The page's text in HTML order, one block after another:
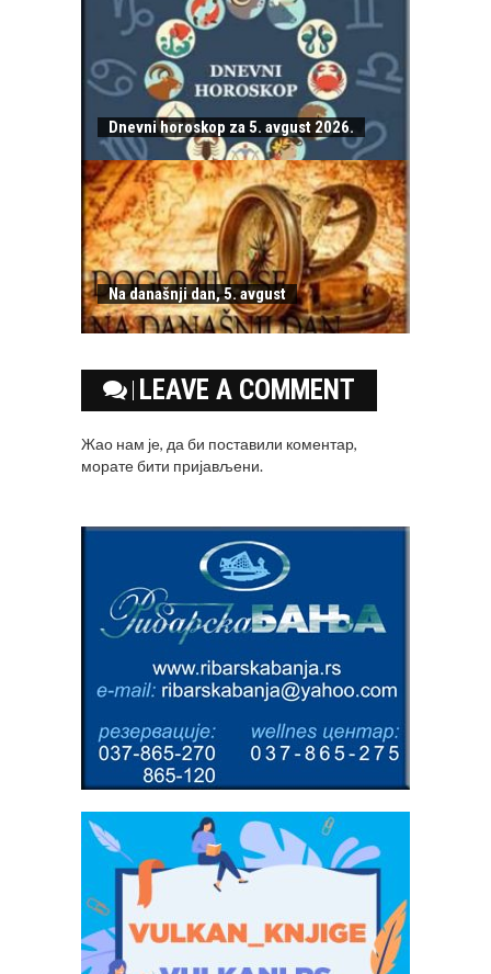
Dnevni horoskop za 5. avgust 2026.
Na današnji dan, 5. avgust
LEAVE A COMMENT
Жао нам је, да би поставили коментар,
моратебити пријављени.